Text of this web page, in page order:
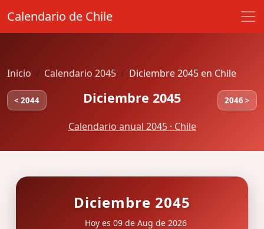
Calendario de Chile
Inicio Calendario 2045 Diciembre 2045 en Chile
< 2044 Diciembre 2045 2046 >
Calendario anual 2045 · Chile
Diciembre 2045
Hoy es 09 de Aug de 2026